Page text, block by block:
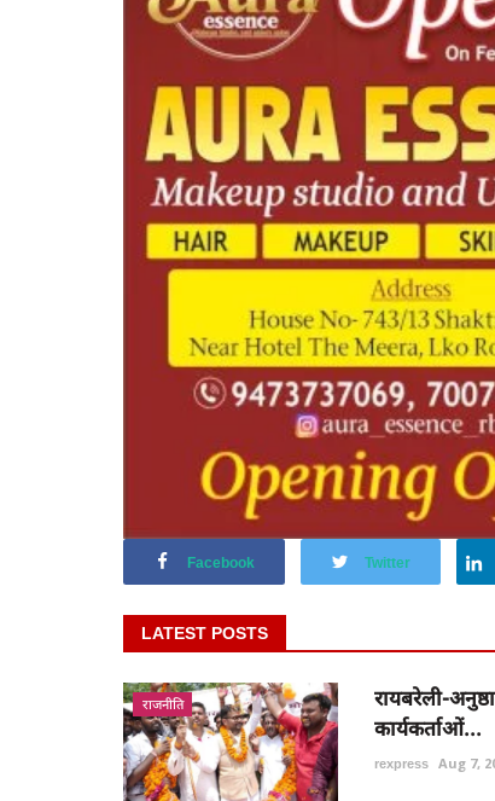
Facebook Twitter
LATEST POSTS
राजनीति
रायबरेली-
कार्यकर्ताओं...
rexpress Aug 7,